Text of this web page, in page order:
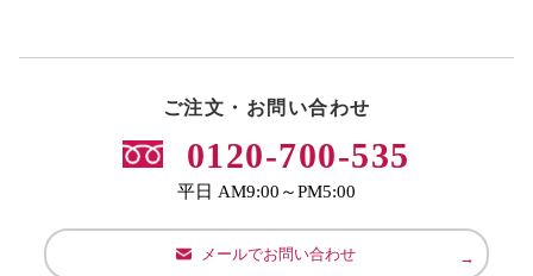
ご注文・お問い合わせ
0120-700-535
平日 AM9:00～PM5:00
メールでお問い合わせ